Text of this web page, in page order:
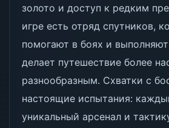
золото и доступ к редким
игре есть отряд спутников,
помогают в боях и
делает путешествие более
разнообразным. Схватки с
настоящие испытания:
уникальный арсенал и